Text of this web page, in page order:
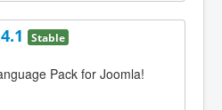
Stable
Pack for Joomla!